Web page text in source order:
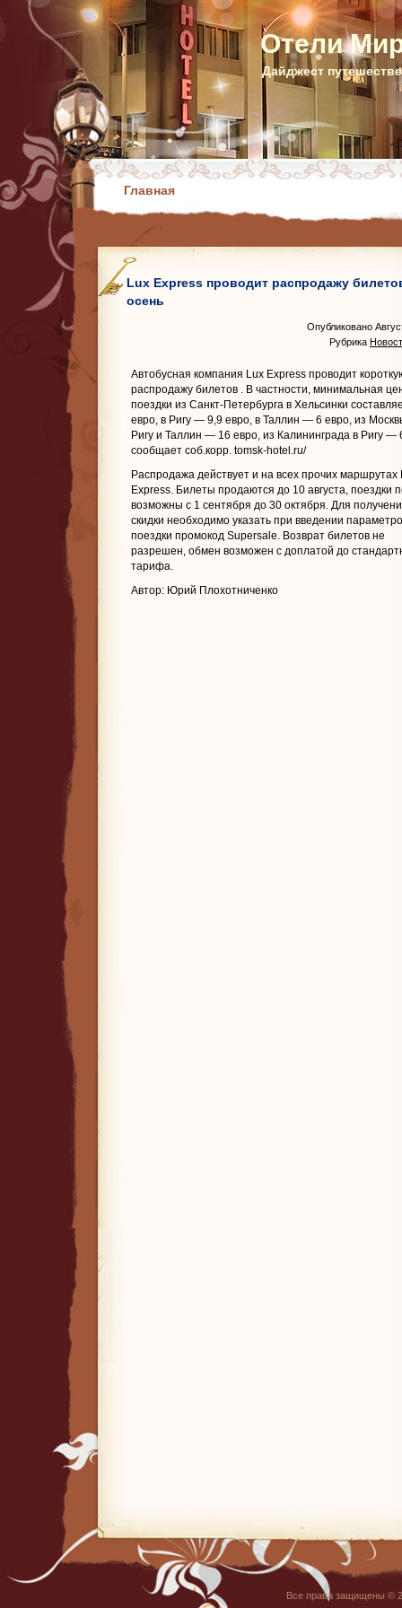
Отели
Дайджест
Главная
Lux Express проводит распродажу
осень
Опубликовано
Рубрика
Автобусная компания Lux Express проводит
распродажу билетов . В частности, минимальная
поездки из Санкт-Петербурга в Хельсинки
евро, в Ригу — 9,9 евро, в Таллин — 6 евро, из
Ригу и Таллин — 16 евро, из Калининграда в Ригу —
сообщает соб.корр. tomsk-hotel.ru/
Распродажа действует и на всех прочих маршрутах
Express. Билеты продаются до 10 августа, поездки
возможны с 1 сентября до 30 октября. Для
скидки необходимо указать при введении
поездки промокод Supersale. Возврат билетов не
разрешен, обмен возможен с доплатой до
тарифа.
Автор: Юрий Плохотниченко
Все права защищены ©